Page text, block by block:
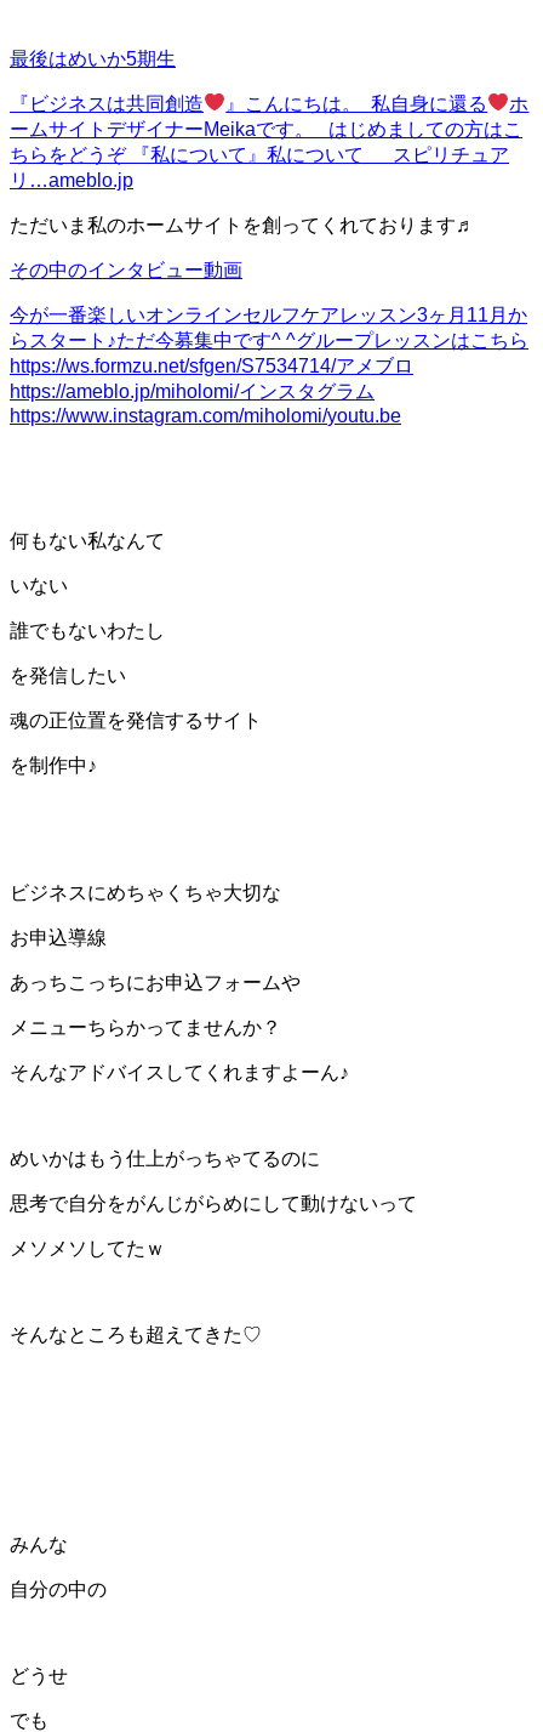
最後はめいか5期生
『ビジネスは共同創造 』 こんにちは。 私自身に還る
ホ
ームサイトデザイナーMeikaです。 はじめましての方はこ
ちらをどうぞ 『私について』私について スピリチュア
リ…ameblo.jp
ただいま私のホームサイトを創ってくれております♬
その中のインタビュー動画
今が一番楽しいオンラインセルフケアレッスン3ヶ月11月か
らスタート♪ただ今募集中です^ ^グループレッスンはこちら
https://ws.formzu.net/sfgen/S7534714/アメブロ
https://ameblo.jp/miholomi/インスタグラム
https://www.instagram.com/miholomi/youtu.be
何もない私なんて
いない
誰でもないわたし
を発信したい
魂の正位置を発信するサイト
を制作中♪
ビジネスにめちゃくちゃ大切な
お申込導線
あっちこっちにお申込フォームや
メニューちらかってませんか？
そんなアドバイスしてくれますよーん♪
めいかはもう仕上がっちゃてるのに
思考で自分をがんじがらめにして動けないって
メソメソしてたｗ
そんなところも超えてきた♡
みんな
自分の中の
どうせ
でも